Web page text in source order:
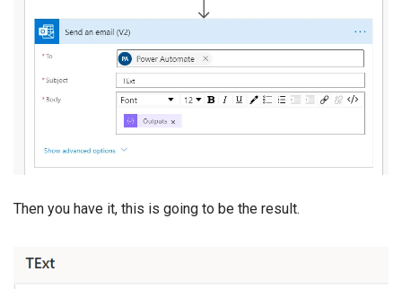
Then you have it, this is going to be the result.